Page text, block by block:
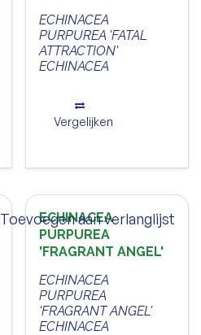
ECHINACEA
PURPUREA 'FATAL
ATTRACTION'
ECHINACEA
Vergelijken
ECHINACEA
PURPUREA
'FRAGRANT ANGEL'
ECHINACEA
PURPUREA
'FRAGRANT ANGEL'
ECHINACEA
Toevoegen aan verlanglijst